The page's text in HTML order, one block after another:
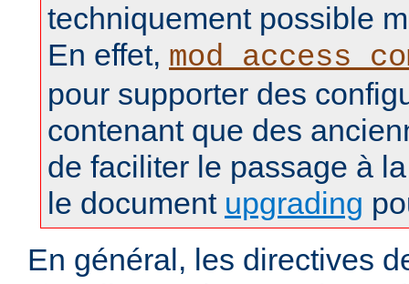
techniquement possible
En effet,
pour supporter des
contenant que des
de faciliter le passage à
le document upgrading
En général, les directives